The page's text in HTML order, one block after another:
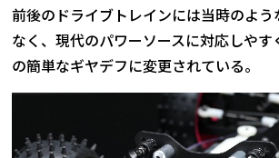
前後のドライブトレインには当時のよ
なく、現代のパワーソースに対応しやす
の簡単なギヤデフに変更されている。